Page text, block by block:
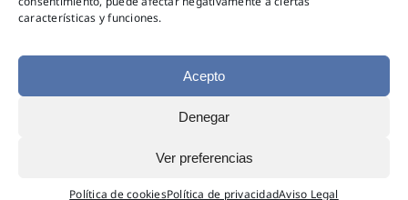
características y funciones.
Acepto
Denegar
Ver preferencias
Política de cookiesPolítica de privacidadAviso Legal